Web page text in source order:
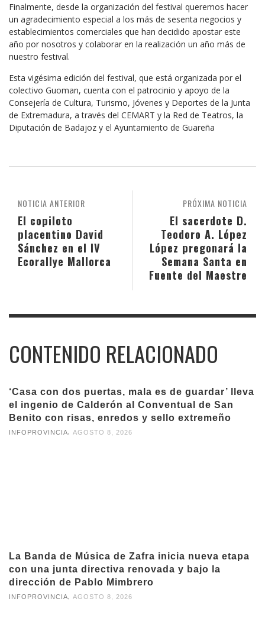
Finalmente, desde la organización del festival queremos hacer
un agradecimiento especial a los más de sesenta negocios y
establecimientos comerciales que han decidido apostar este
año por nosotros y colaborar en la realización un año más de
nuestro festival.
Esta vigésima edición del festival, que está organizada por el
colectivo Guoman, cuenta con el patrocinio y apoyo de la
Consejería de Cultura, Turismo, Jóvenes y Deportes de la Junta
de Extremadura, a través del CEMART y la Red de Teatros, la
Diputación de Badajoz y el Ayuntamiento de Guareña
PRÓXIMA NOTICIA
El sacerdote D.
Teodoro A. López
López pregonará la
Semana Santa en
Fuente del Maestre
NOTICIA ANTERIOR
El copiloto
placentino David
Sánchez en el IV
Ecorallye Mallorca
CONTENIDO RELACIONADO
‘Casa con dos puertas, mala es de guardar’ lleva
el ingenio de Calderón al Conventual de San
Benito con risas, enredos y sello extremeño
INFOPROVINCIA AGOSTO 8, 2026
La Banda de Música de Zafra inicia nueva etapa
con una junta directiva renovada y bajo la
dirección de Pablo Mimbrero
INFOPROVINCIA, AGOSTO 8, 2026